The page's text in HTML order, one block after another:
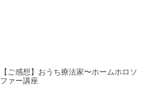
【ご感想】おうち療法家〜ホームホロソ
ファー講座